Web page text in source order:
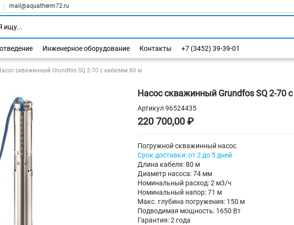
mail@aquatherm72.ru
Инженерное оборудование Контакты +7 (3452) 39-39-01
скважинный Grundfos SQ 2-70 с кабелем 80 м
Насос скважинный Grundfos SQ 2-70
Артикул 96524435
220 700,00 ₽
Погружной скважинный насос
Срок доставки: от 2 до 5 дней
Длина кабеля: 80 м
Диаметр насоса: 74 мм
Номинальный расход: 2 м3/ч
Номинальный напор: 71 м
Макс. глубина погружения: 150 м
Подводимая мощность: 1650 Вт
Гарантия: 2 года